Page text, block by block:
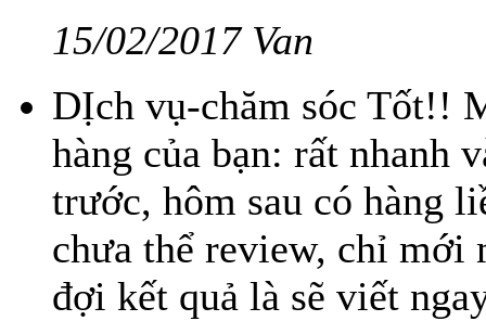
15/02/2017 Van
DỊch vụ-chăm sóc Tốt!!
hàng của bạn: rất nhanh
trước, hôm sau có hàng
chưa thể review, chỉ mới
đợi kết quả là sẽ viết